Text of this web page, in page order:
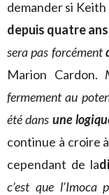
demander si Keith
depuis quatre ans
sera pas forcément
Marion Cardon.
fermement au
été dans une
continue à croire
cependant de la
c’est que